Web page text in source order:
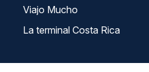
Viajo Mucho
La terminal Costa Rica